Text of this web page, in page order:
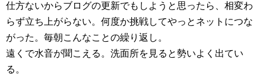
仕方ないからブログの更新でもしようと思ったら、相変わ
らず立ち上がらない。何度か挑戦してやっとネットにつな
がった。毎朝こんなことの繰り返し。
遠くで水音が聞こえる。洗面所を見ると勢いよく出てい
る。